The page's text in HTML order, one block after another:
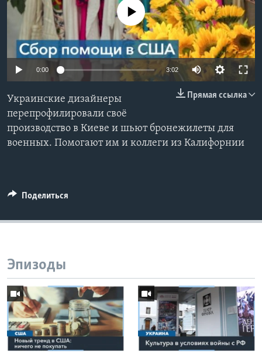
Learning English
СОЦИАЛЬНЫЕ СЕТИ
Языки
No media source currently available
0:00 3:02
Прямая ссылка
Украинские дизайнеры
перепрофилировали своё
производство в Киеве и шьют бронежилеты для
военных. Помогают им и коллеги из Калифорнии
Поделиться
Эпизоды